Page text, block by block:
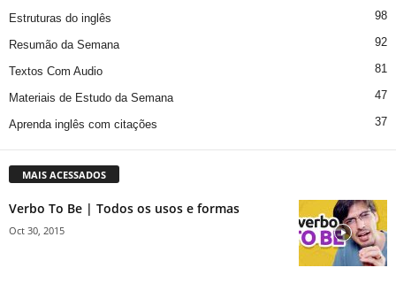
Estruturas do inglês 98
Resumão da Semana 92
Textos Com Audio 81
Materiais de Estudo da Semana 47
Aprenda inglês com citações 37
MAIS ACESSADOS
Verbo To Be | Todos os usos e formas
Oct 30, 2015